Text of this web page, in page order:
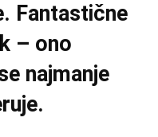
Fantastične
– ono
najmanje